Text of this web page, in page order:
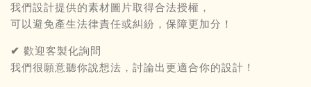
我們設計提供的素材圖片取得合法授權，
可以避免產生法律責任或糾紛，保障更加分！
✔ 歡迎客製化詢問
我們很願意聽你說想法，討論出更適合你的設計！